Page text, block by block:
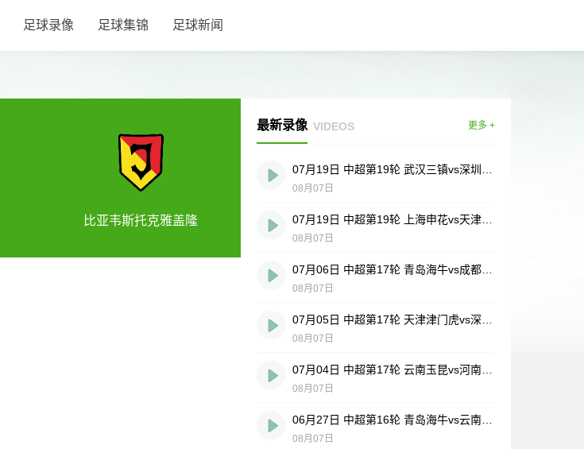
足球录像 足球集锦 足球新闻
比亚韦斯托克雅盖隆
最新录像 VIDEOS 更多 +
08月07日
08月07日
08月07日
08月07日
08月07日
08月07日